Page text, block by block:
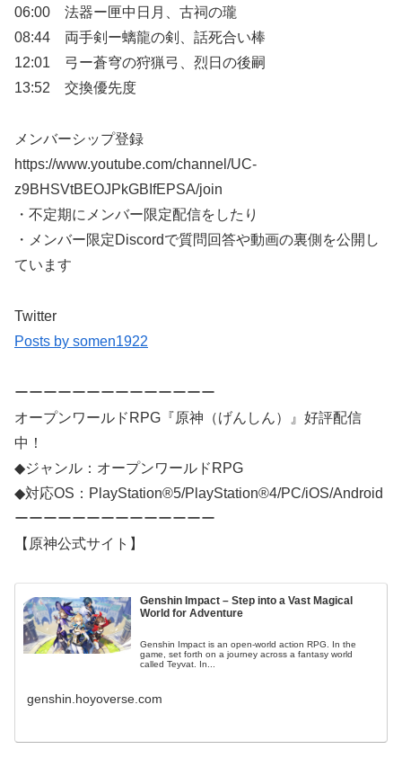
06:00 法器ー匣中日月、古祠の瓏
08:44 両手剣ー螭龍の剣、話死合い棒
12:01 弓ー蒼穹の狩猟弓、烈日の後嗣
13:52 交換優先度
メンバーシップ登録
https://www.youtube.com/channel/UC-
z9BHSVtBEOJPkGBIfEPSA/join
・不定期にメンバー限定配信をしたり
・メンバー限定Discordで質問回答や動画の裏側を公開し
ています
Twitter
Posts by somen1922
ーーーーーーーーーーーーーー
オープンワールドRPG『原神（げんしん）』好評配信
中！
◆ジャンル：オープンワールドRPG
◆対応OS：PlayStation®5/PlayStation®4/PC/iOS/Android
ーーーーーーーーーーーーーー
【原神公式サイト】
Genshin Impact – Step into a Vast Magical
World for Adventure
Genshin Impact is an open-world action RPG. In the
game, set forth on a journey across a fantasy world
called Teyvat. In...
genshin.hoyoverse.com